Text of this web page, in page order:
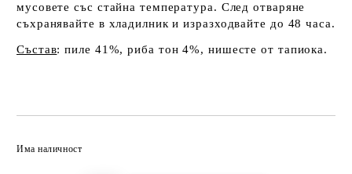
мусовете със стайна температура. След отваряне
съхранявайте в хладилник и изразходвайте до 48 часа.
Състав: пиле 41%, риба тон 4%, нишесте от тапиока.
Има наличност